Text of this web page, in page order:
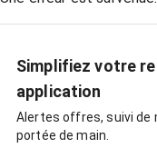
Simplifiez votre
application
Alertes offres, suivi de
portée de main.